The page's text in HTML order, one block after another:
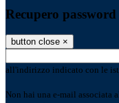
Recupero password
button close ×
all'indirizzo indicato con le
Non hai una e-mail associata